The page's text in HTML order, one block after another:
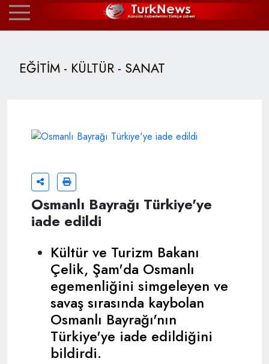
EĞİTİM - KÜLTÜR - SANAT
Osmanlı Bayrağı Türkiye'ye
iade edildi
Kültür ve Turizm Bakanı
Çelik, Şam'da Osmanlı
egemenliğini simgeleyen ve
savaş sırasında kaybolan
Osmanlı Bayrağı'nın
Türkiye'ye iade edildiğini
bildirdi.